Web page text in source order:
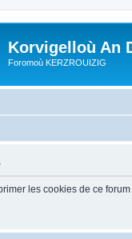
Korvigelloù An
Foromoù KERZROUIZIG
les cookies de ce forum